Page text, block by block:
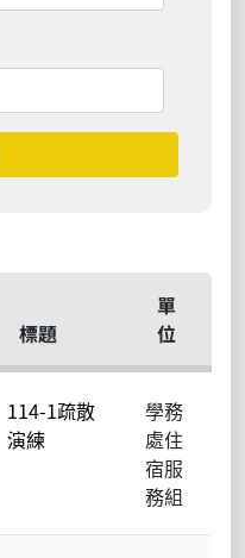
標題
單
位
114-1疏散
演練
學務
處住
宿服
務組